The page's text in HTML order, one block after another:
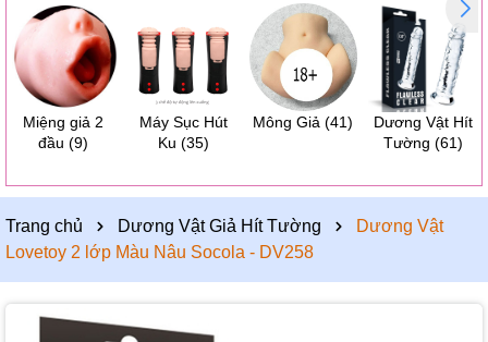
Miệng giả 2
đầu (9)
Máy Sục Hút
Ku (35)
Mông Giả (41)
Dương Vật Hít
Tường (61)
Trang chủ Dương Vật Giả Hít Tường
Dương Vật
Lovetoy 2 lớp Màu Nâu Socola - DV258